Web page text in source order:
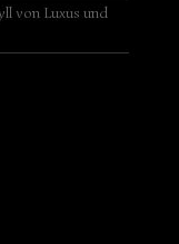
von Luxus und